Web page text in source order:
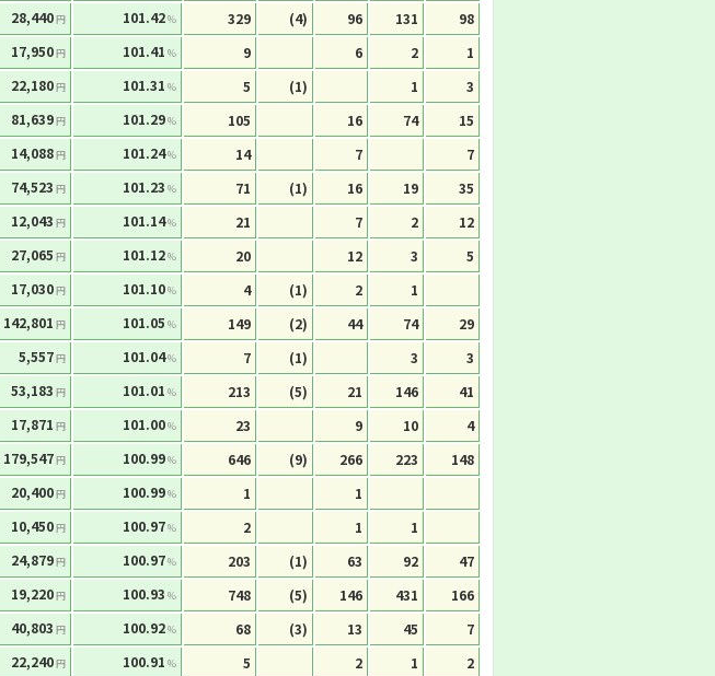
28,440円 101.42% 329 (4) 96 131 98
17,950円 101.41 % 9 6 2 1
22,180円 101.31 % 5 (1) 1 3
81,639円 101.29% 105 16 74 15
14,088円 101.24% 14 7 7
74,523 円 101.23 % 71 (1) 16 19 35
12,043 円 101.14% 21 7 2 12
27,065 円 101.12% 20 12 3 5
17,030円 101.10% 4 (1) 2 1
142,801 円 101.05 % 149 (2) 44 74 29
5,557円 101.04% 7 (1) 3 3
53,183 円 101.01 % 213 (5) 21 146 41
17,871 円 101.00% 23 9 10 4
179,547円 100.99% 646 (9) 266 223
148
20,400円 100.99% 1 1
10,450円 100.97% 2 1
1
24,879円 100.97% 203 (1) 63 92 47
19,220円 100.93 % 748 (5) 146 431 166
40,803 円 100.92% 68 (3) 13 45 7
22,240円 100.91 % 5 2 1 2